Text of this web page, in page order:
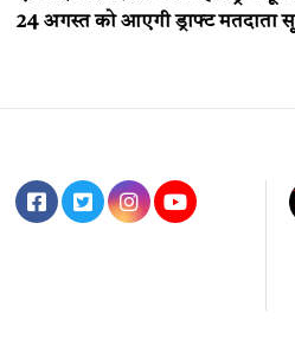
24 अगस्त को आएगी ड्राफ्ट मतदाता